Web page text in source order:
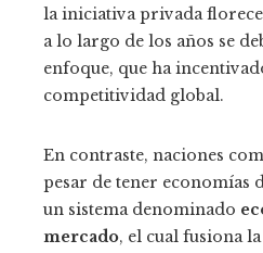
la iniciativa privada
a lo largo de los años se
enfoque, que ha
competitividad global.
En contraste, naciones
pesar de tener economías
un sistema denominado
mercado, el cual fusiona